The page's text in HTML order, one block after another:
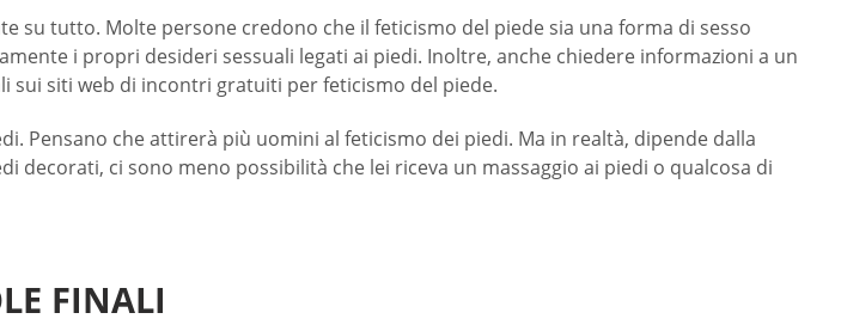
su tutto. Molte persone credono che il feticismo del piede sia una forma di sesso
i propri desideri sessuali legati ai piedi. Inoltre, anche chiedere informazioni a un
sui siti web di incontri gratuiti per feticismo del piede.
Pensano che attirerà più uomini al feticismo dei piedi. Ma in realtà, dipende dalla
decorati, ci sono meno possibilità che lei riceva un massaggio ai piedi o qualcosa di
FINALI